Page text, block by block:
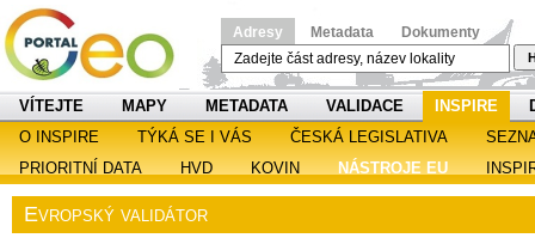
Adresy Metadata Dokumenty
VÍTEJTE MAPY METADATA VALIDACE INSPIRE
O INSPIRE
TÝKÁ SE I VÁS ČESKÁ LEGISLATIVA
PRIORITNÍ DATA
HVD KOVIN NÁSTROJE EU
Evropský validátor